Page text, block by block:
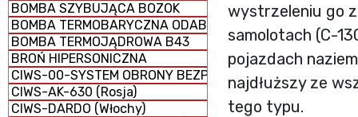
BOMBA SZYBUJĄCA BOZOK
BOMBA TERMOBARYCZNA ODAB-1500
BOMBA TERMOJĄDROWA B43
BROŃ HIPERSONICZNA
CIWS-00-SYSTEM OBRONY BEZPOŚREDNIEJ
CIWS-AK-630 (Rosja)
CIWS-DARDO (Włochy)
wystrzeleniu go
samolotach (C-
pojazdach
najdłuższy ze
tego typu.